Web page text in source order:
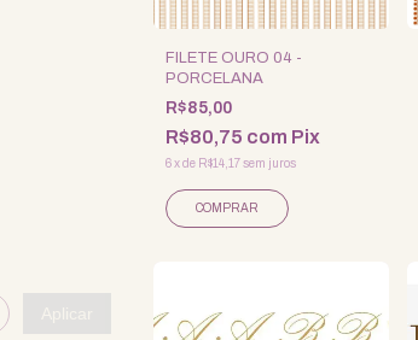
FILETE OURO 04 -
PORCELANA
R$85,00
R$80,75 com Pix
6xde R$14,17 sem juros